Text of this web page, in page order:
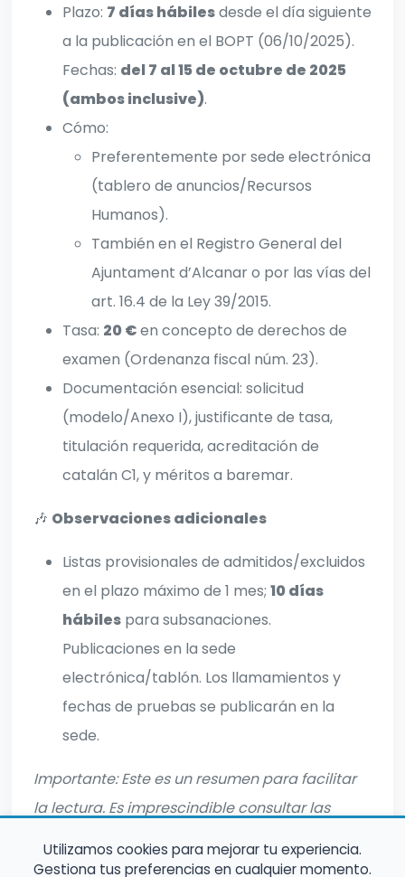
Plazo: 7 días hábilesdesde el día siguiente
a la publicación en el BOPT (06/10/2025).
Fechas: del 7 al 15 de octubre de 2025
(ambos inclusive).
Cómo:
Preferentemente por sede electrónica
(tablero de anuncios/Recursos
Humanos).
También en el Registro General del
Ajuntament d’Alcanar o por las vías del
art. 16.4 de la Ley 39/2015.
Tasa: 20 €en concepto de derechos de
examen (Ordenanza fiscal núm. 23).
Documentación esencial: solicitud
(modelo/Anexo I), justificante de tasa,
titulación requerida, acreditación de
catalán C1, y méritos a baremar.
🎶 Observaciones adicionales
Listas provisionales de admitidos/excluidos
en el plazo máximo de 1 mes; 10 días
hábiles para subsanaciones.
Publicaciones en la sede
electrónica/tablón. Los llamamientos y
fechas de pruebas se publicarán en la
sede.
Importante: Este es un resumen para facilitar
la lectura. Es imprescindible consultar las
Utilizamos cookies para mejorar tu experiencia.
Gestiona tus preferencias en cualquier momento.